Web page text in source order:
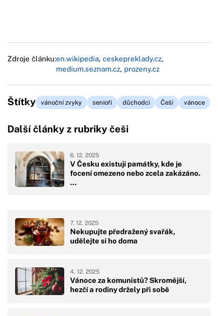
Zdroje článku:en.wikipedia, ceskepreklady.cz,
medium.seznam.cz, prozeny.cz
Štítky vánoční zvyky senioři důchodci Češi vánoce
Další články z rubriky češi
V Česku existují památky, kde je
focení omezeno nebo zcela zakázáno.
…
6. 12. 2025
Nekupujte předražený svařák,
udělejte si ho doma
7. 12. 2025
Vánoce za komunistů? Skromější,
hezčí a rodiny držely při sobě
4. 12. 2025